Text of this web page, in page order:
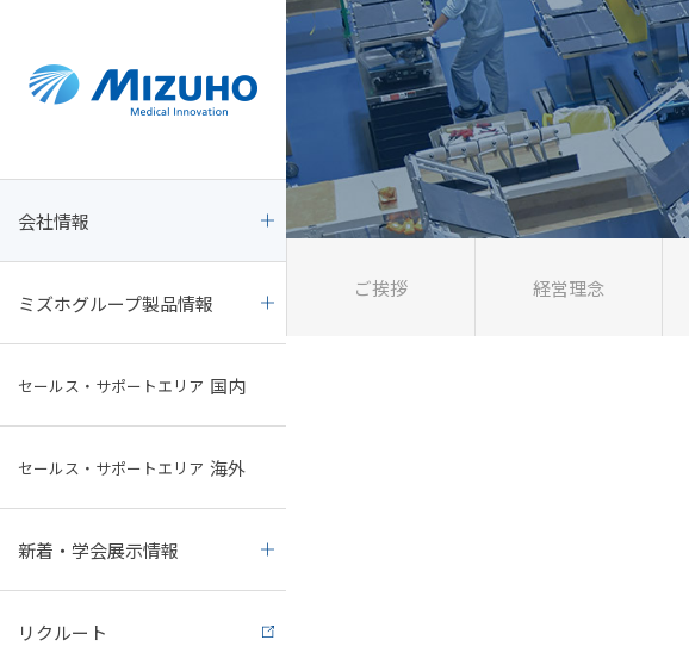
会社情報 会社情報
ご挨拶
ミズホグループ製品情報
ミズホグループ製品情報
国内最新情報サイト
mizuho.pro
セールス・サポートエリア 国内
セールス・サポートエリア 海外
新着・学会展示情報
新着・学会展示情報
すべて
リクルート
ご挨拶 経営理念